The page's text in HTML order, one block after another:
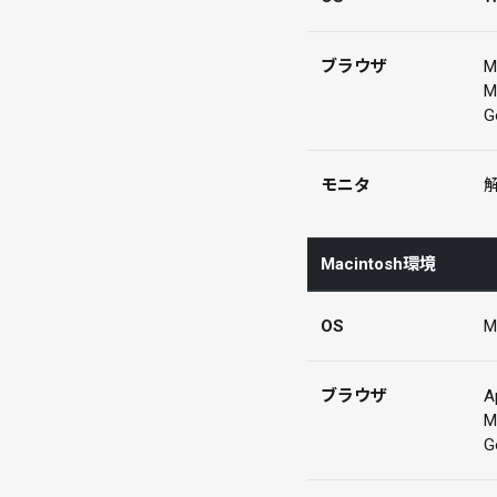
ブラウザ
モニタ
Macintosh環境
OS
ブラウザ